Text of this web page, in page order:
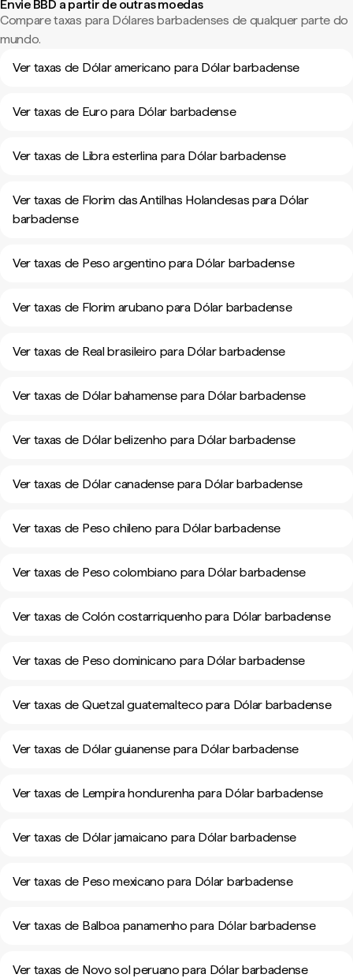
Envie BBD a partir de outras moedas
Compare taxas para Dólares barbadenses de qualquer parte do
mundo.
Ver taxas de Dólar americano para Dólar barbadense
Ver taxas de Euro para Dólar barbadense
Ver taxas de Libra esterlina para Dólar barbadense
Ver taxas de Florim das Antilhas Holandesas para Dólar
barbadense
Ver taxas de Peso argentino para Dólar barbadense
Ver taxas de Florim arubano para Dólar barbadense
Ver taxas de Real brasileiro para Dólar barbadense
Ver taxas de Dólar bahamense para Dólar barbadense
Ver taxas de Dólar belizenho para Dólar barbadense
Ver taxas de Dólar canadense para Dólar barbadense
Ver taxas de Peso chileno para Dólar barbadense
Ver taxas de Peso colombiano para Dólar barbadense
Ver taxas de Colón costarriquenho para Dólar barbadense
Ver taxas de Peso dominicano para Dólar barbadense
Ver taxas de Quetzal guatemalteco para Dólar barbadense
Ver taxas de Dólar guianense para Dólar barbadense
Ver taxas de Lempira hondurenha para Dólar barbadense
Ver taxas de Dólar jamaicano para Dólar barbadense
Ver taxas de Peso mexicano para Dólar barbadense
Ver taxas de Balboa panamenho para Dólar barbadense
Ver taxas de Novo sol peruano para Dólar barbadense